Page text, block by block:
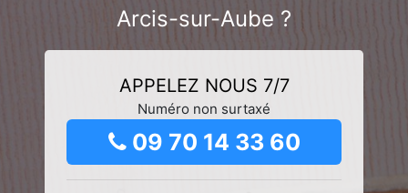
Arcis-sur-Aube ?
APPELEZ NOUS 7/7
Numéro non surtaxé
09 70 14 33 60